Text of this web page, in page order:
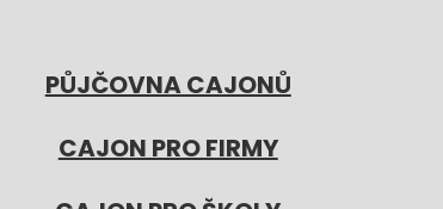
PŮJČOVNA CAJONŮ
CAJON PRO FIRMY